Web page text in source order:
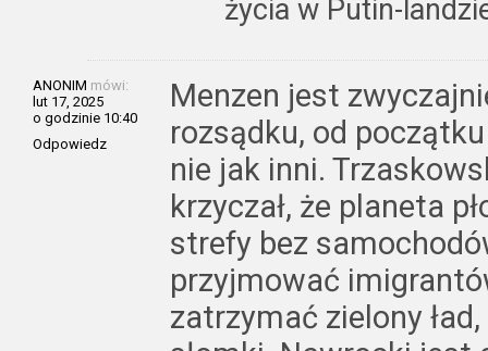
życia w Putin-
ANONIM mówi:
lut 17, 2025
o godzinie 10:40
Odpowiedz
Menzen jest
rozsądku, od
nie jak inni.
krzyczał, że planeta
strefy bez
przyjmować
zatrzymać zielony